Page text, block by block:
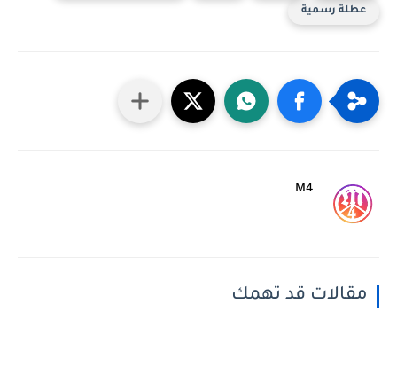
عطلة رسمية
M4
مقالات قد تهمك